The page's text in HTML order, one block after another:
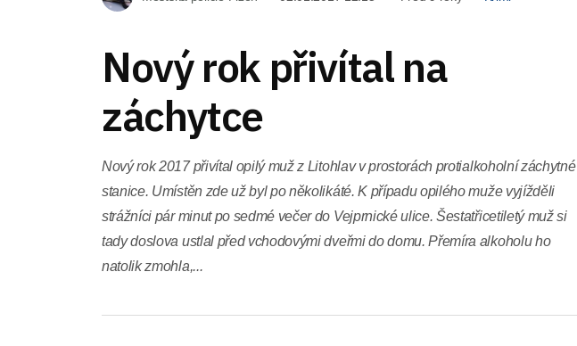
Nový rok přivítal na
záchytce
Nový rok 2017 přivítal opilý muž z Litohlav v prostorách protialkoholní záchytné
stanice. Umístěn zde už byl po několikáté. K případu opilého muže vyjížděli
strážníci pár minut po sedmé večer do Vejprnické ulice. Šestatřicetiletý muž si
tady doslova ustlal před vchodovými dveřmi do domu. Přemíra alkoholu ho
natolik zmohla,...